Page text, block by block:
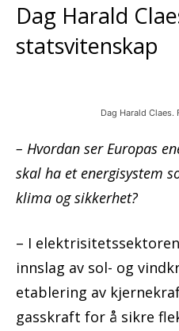
Dag Harald
statsvitenskap
Dag Harald Claes.
– Hvordan ser Europas
skal ha et energisystem
klima og sikkerhet?
– I
innslag av sol- og
etablering av
gasskraft for å sikre